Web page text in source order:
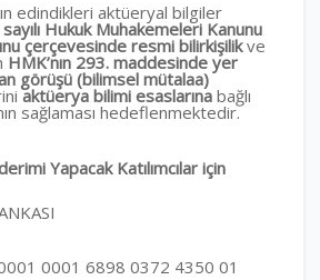
edindikleri aktüeryal bilgiler
Hukuk Muhakemeleri Kanunu
çerçevesinde resmi bilirkişilikve
HMK’nın 293. maddesinde yer
görüşü (bilimsel mütalaa)
aktüerya bilimi esaslarına bağlı
sağlaması hedeflenmektedir.
Yapacak Katılımcılar için
0001 6898 0372 4350 01